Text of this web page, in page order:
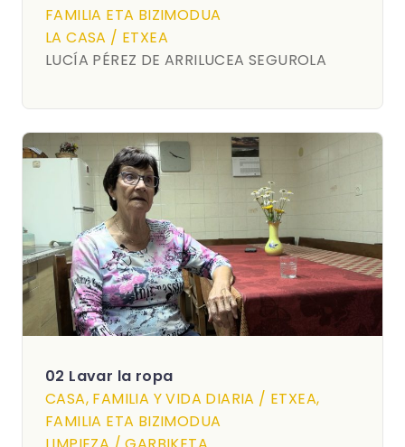
FAMILIA ETA BIZIMODUA
LA CASA / ETXEA
LUCÍA PÉREZ DE ARRILUCEA SEGUROLA
02 Lavar la ropa
CASA, FAMILIA Y VIDA DIARIA / ETXEA,
FAMILIA ETA BIZIMODUA